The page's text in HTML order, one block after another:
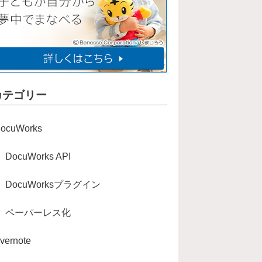
テゴリー
DocuWorks API
DocuWorksプラグイン
ペーパーレス化